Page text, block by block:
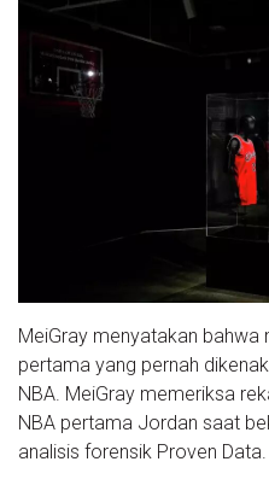
MeiGray menyatakan bahwa
pertama yang pernah
NBA. MeiGray memeriksa
NBA pertama Jordan saat
analisis forensik Proven Data.